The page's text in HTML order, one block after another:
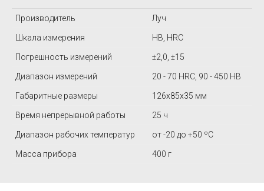
Производитель Луч
Шкала измерения HB, HRC
Погрешность измерений ±2,0, ±15
Диапазон измерений 20 - 70 HRC, 90 - 450 HB
Габаритные размеры 126х85х35 мм
Время непрерывной работы 25 ч
Диапазон рабочих температур от -20 до +50 ºC
Масса прибора 400 г